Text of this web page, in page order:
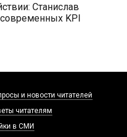
Станислав
KPI
и новости читателей
читателям
в СМИ